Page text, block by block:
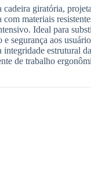
cadeira giratória,
materiais
Ideal para
segurança aos
estrutural
de trabalho